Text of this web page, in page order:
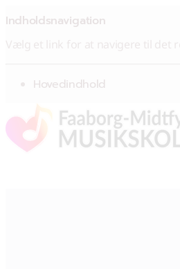
Indholdsnavigation
gå til
Hovedindhold